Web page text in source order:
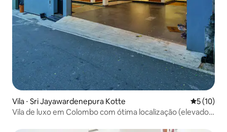
Vila ⋅ Sri Jayawardenepura Kotte 5 de uma
5 (10)
Vila de luxo em Colombo com ótima localização (elevador